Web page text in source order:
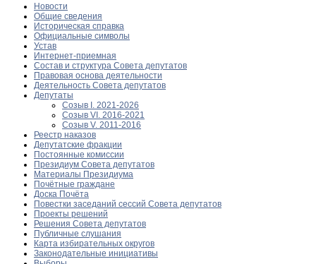
Новости
Общие сведения
Историческая справка
Официальные символы
Устав
Интернет-приемная
Состав и структура Совета депутатов
Правовая основа деятельности
Деятельность Совета депутатов
Депутаты
Созыв I. 2021-2026
Созыв VI. 2016-2021
Созыв V. 2011-2016
Реестр наказов
Депутатские фракции
Постоянные комиссии
Президиум Совета депутатов
Материалы Президиума
Почётные граждане
Доска Почёта
Повестки заседаний сессий Совета депутатов
Проекты решений
Решения Совета депутатов
Публичные слушания
Карта избирательных округов
Законодательные инициативы